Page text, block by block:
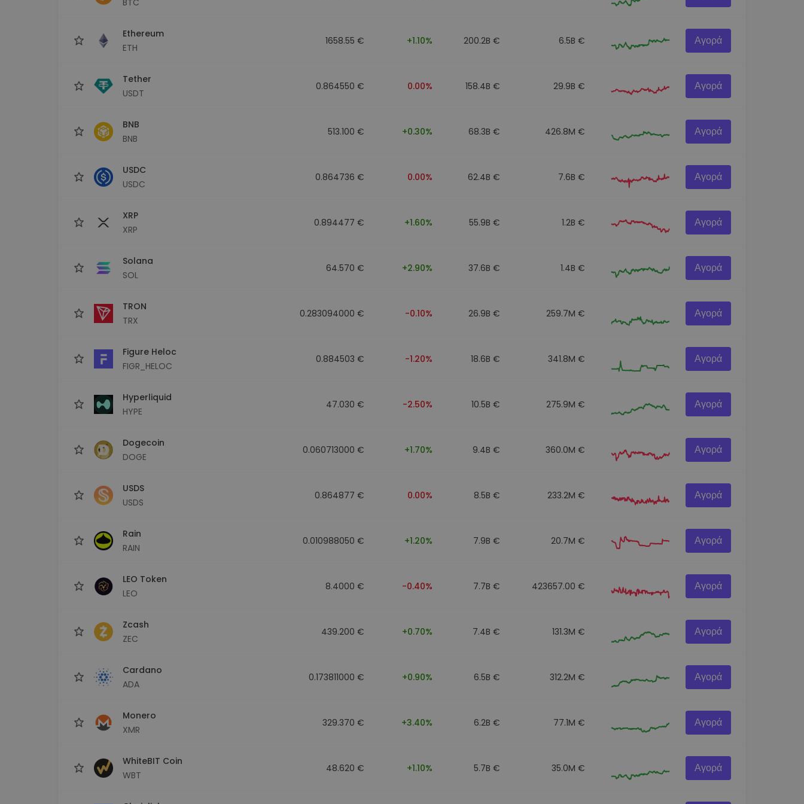
Ethereum
ETH
1658.55 € +1.10% 200.2B € 6.5B € Αγορά
Tether
USDT
0.864550 € 0.00% 158.4B € 29.9B € Αγορά
BNB
BNB
513.100 € +0.30% 68.3B € 426.8M € Αγορά
USDC
USDC
0.864736 € 0.00% 62.4B € 7.6B € Αγορά
XRP
XRP
0.894477 € +1.60% 55.9B € 1.2B € Αγορά
Solana
SOL
64.570 € +2.90% 37.6B € 1.4B € Αγορά
TRON
TRX
0.283094000 € -0.10% 26.9B € 259.7M € Αγορά
Figure Heloc
FIGR_HELOC
0.884503 € -1.20% 18.6B € 341.8M € Αγορά
Hyperliquid
HYPE
47.030 € -2.50% 10.5B € 275.9M € Αγορά
Dogecoin
DOGE
0.060713000 € +1.70% 9.4B € 360.0M € Αγορά
USDS
USDS
0.864877 € 0.00% 8.5B € 233.2M € Αγορά
Rain
RAIN
0.010988050 € +1.20% 7.9B € 20.7M € Αγορά
LEO Token
LEO
8.4000 € -0.40% 7.7B € 423657.00 € Αγορά
Zcash
ZEC
439.200 € +0.70% 7.4B € 131.3M € Αγορά
Cardano
ADA
0.173811000 € +0.90% 6.5B € 312.2M € Αγορά
Monero
XMR
329.370 € +3.40% 6.2B € 77.1M € Αγορά
WhiteBIT Coin
WBT
48.620 € +1.10% 5.7B € 35.0M € Αγορά